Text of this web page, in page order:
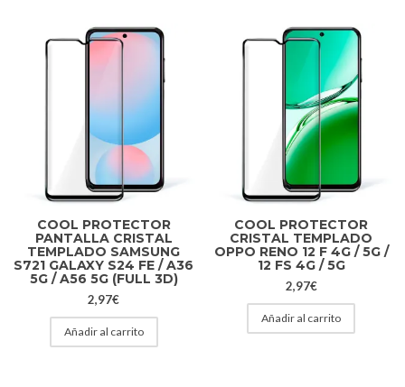
COOL PROTECTOR
PANTALLA CRISTAL
TEMPLADO SAMSUNG
S721 GALAXY S24 FE / A36
5G / A56 5G (FULL 3D)
2,97€
Añadir al carrito
COOL PROTECTOR
CRISTAL TEMPLADO
OPPO RENO 12 F 4G / 5G /
12 FS 4G / 5G
2,97€
Añadir al carrito